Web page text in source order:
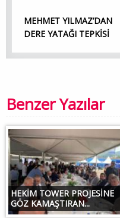
MEHMET YILMAZ’DAN
DERE YATAĞI TEPKİSİ
Benzer Yazılar
HEKİM TOWER PROJESİNE
GÖZ KAMAŞTIRAN...